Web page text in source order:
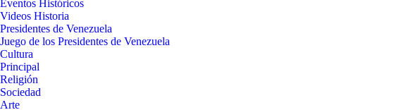
Eventos Históricos
Videos Historia
Presidentes de Venezuela
Juego de los Presidentes de Venezuela
Cultura
Principal
Religión
Sociedad
Arte